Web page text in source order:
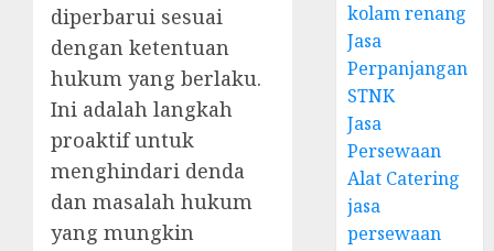
diperbarui sesuai
dengan ketentuan
hukum yang berlaku.
Ini adalah langkah
proaktif untuk
menghindari denda
dan masalah hukum
yang mungkin
kolam renang
Jasa
Perpanjangan
STNK
Jasa
Persewaan
Alat Catering
jasa
persewaan